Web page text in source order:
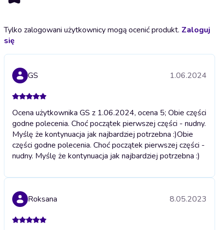
Tylko zalogowani użytkownicy mogą ocenić produkt. Zaloguj
się
GS 1.06.2024
Ocena użytkownika GS z 1.06.2024, ocena 5; Obie części
godne polecenia. Choć początek pierwszej części - nudny.
Myślę że kontynuacja jak najbardziej potrzebna :)Obie
części godne polecenia. Choć początek pierwszej części -
nudny. Myślę że kontynuacja jak najbardziej potrzebna :)
Roksana 8.05.2023